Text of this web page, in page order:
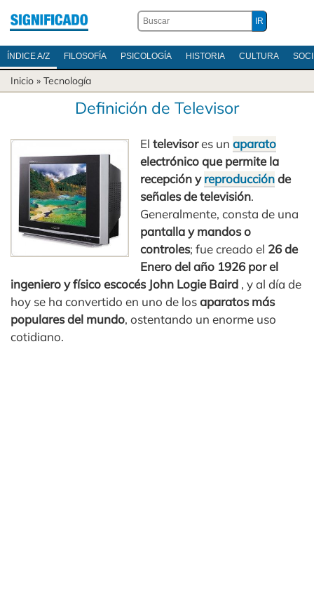
ÍNDICE A/Z FILOSOFÍA PSICOLOGÍA HISTORIA CULTURA
Inicio » Tecnología
Definición de Televisor
Eltelevisores unaparato
electrónico que permite la
recepción yreproducciónde
señales de televisión.
Generalmente, consta de una
pantalla y mandos o
controles; fue creado el 26 de
Enero del año 1926 por el
ingeniero y físico escocés John Logie Baird , y al día de
hoy se ha convertido en uno de losaparatos más
populares del mundo, ostentando un enorme uso
cotidiano.